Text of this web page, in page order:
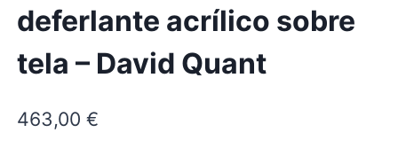
deferlante acrílico sobre
tela – David Quant
463,00 €